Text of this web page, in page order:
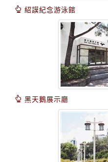
紹謨紀念游泳館
黑天鵝展示廳